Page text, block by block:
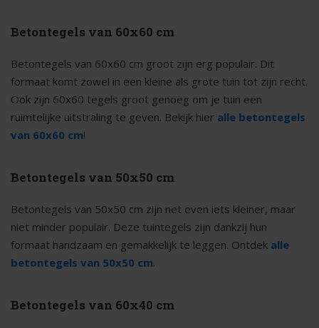
Betontegels van 60x60 cm
Betontegels van 60x60 cm groot zijn erg populair. Dit
formaat komt zowel in een kleine als grote tuin tot zijn recht.
Ook zijn 60x60 tegels groot genoeg om je tuin een
ruimtelijke uitstraling te geven. Bekijk hier alle betontegels
van 60x60 cm!
Betontegels van 50x50 cm
Betontegels van 50x50 cm zijn net even iets kleiner, maar
niet minder populair. Deze tuintegels zijn dankzij hun
formaat handzaam en gemakkelijk te leggen. Ontdek alle
betontegels van 50x50 cm.
Betontegels van 60x40 cm